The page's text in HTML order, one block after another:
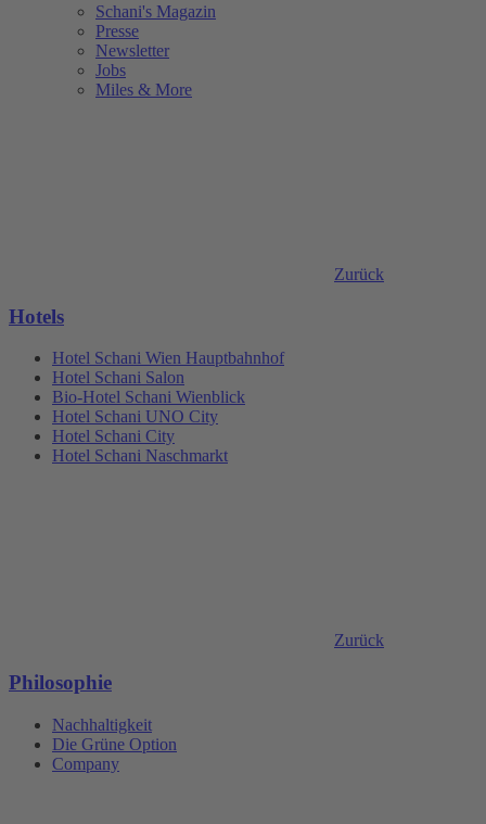
Schani's Magazin
Presse
Newsletter
Jobs
Miles & More
Zurück
Hotels
Hotel Schani Wien Hauptbahnhof
Hotel Schani Salon
Bio-Hotel Schani Wienblick
Hotel Schani UNO City
Hotel Schani City
Hotel Schani Naschmarkt
Zurück
Philosophie
Nachhaltigkeit
Die Grüne Option
Company